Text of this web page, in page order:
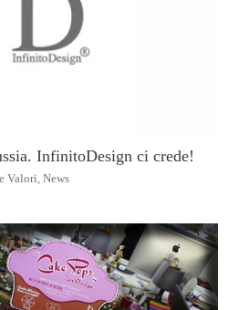
InfinitoDesign ci crede!
Valori, News